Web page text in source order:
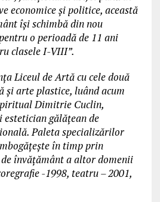
economice și politice, această
își schimbă din nou
o perioadă de 11 ani
clasele I-VIII”.
Liceul de Artă cu cele două
și arte plastice, luând acum
Dimitrie Cuclin,
gălățean de
Paleta specializărilor
în timp prin
învățământ a altor domenii
-1998, teatru – 2001,